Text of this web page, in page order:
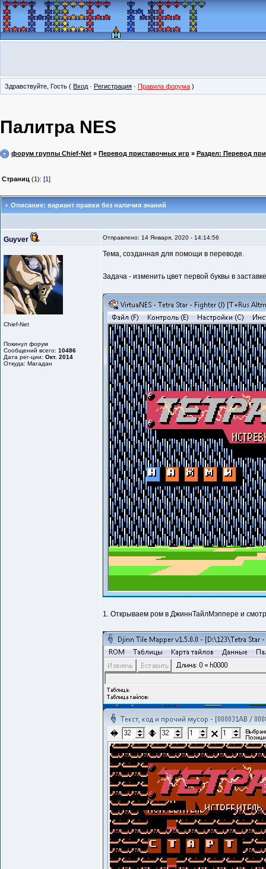
Здравствуйте, Гость ( Вход · Регистрация · Правила форума )
Палитра NES
форум группы Chief-Net » Перевод приставочных игр » Раздел: Перевод
Страниц (1): [1]
Описание: вариант правки без наличия знаний
Guyver Отправлено: 14 Января, 2020 - 14:14:56
Chief-Net
Покинул форум
Сообщений всего: 10486
Дата рег-ции: Окт. 2014
Откуда: Магадан
Тема, созданная для помощи в переводе.
Задача - изменить цвет первой буквы в
1. Открываем ром в ДжиннТайлМэппере и